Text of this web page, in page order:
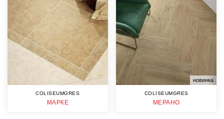
COLISEUMGRES
МАРКЕ
новинка
COLISEUMGRES
МЕРАНО